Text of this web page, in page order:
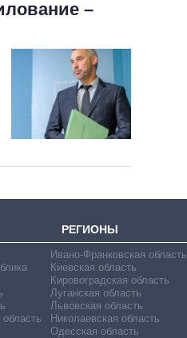
–
РЕГИОНЫ
Ивано-Франковская область
Киевская область
Кировоградская область
Луганская область
Львовская область
Николаевская область
Одесская область